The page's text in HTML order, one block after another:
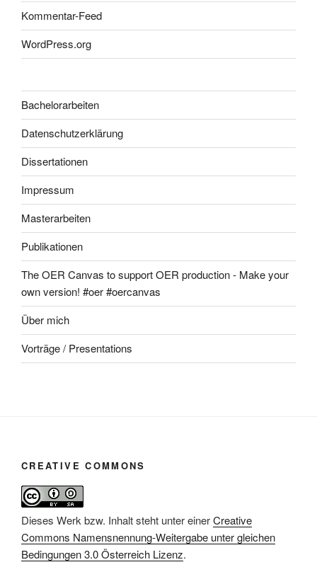
Kommentar-Feed
WordPress.org
Bachelorarbeiten
Datenschutzerklärung
Dissertationen
Impressum
Masterarbeiten
Publikationen
The OER Canvas to support OER production - Make your
own version! #oer #oercanvas
Über mich
Vorträge / Presentations
CREATIVE COMMONS
Dieses Werk bzw. Inhalt steht unter einerCreative
Commons Namensnennung-Weitergabe unter gleichen
Bedingungen 3.0 Österreich Lizenz.